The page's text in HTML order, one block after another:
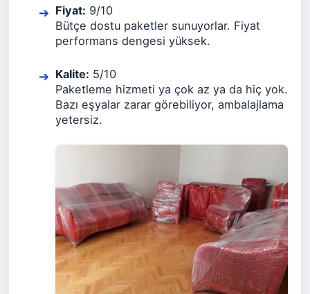
Fiyat: 9/10
Bütçe dostu paketler sunuyorlar. Fiyat
performans dengesi yüksek.
Kalite: 5/10
Paketleme hizmeti ya çok az ya da hiç yok.
Bazı eşyalar zarar görebiliyor, ambalajlama
yetersiz.